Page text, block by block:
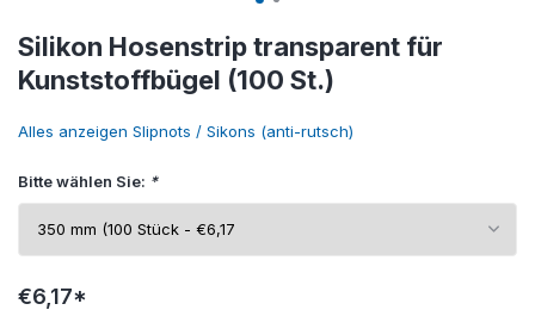
Silikon Hosenstrip transparent für
Kunststoffbügel (100 St.)
Alles anzeigen Slipnots / Sikons (anti-rutsch)
Bitte wählen Sie: *
€6,17*